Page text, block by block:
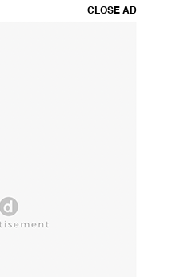
CLOSE AD